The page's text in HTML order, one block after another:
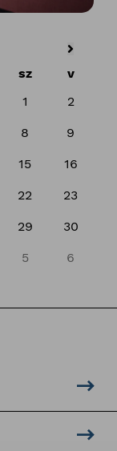
sz
v
1 2
8 9
15 16
22 23
29 30
5 6